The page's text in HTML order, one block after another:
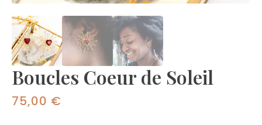
Boucles Coeur de Soleil
75,00 €